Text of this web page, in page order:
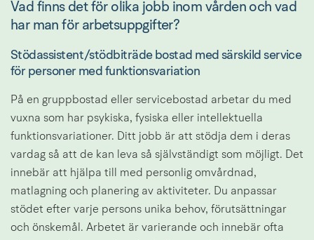
Vad finns det för olika jobb inom vården och vad
har man för arbetsuppgifter?
Stödassistent/stödbiträde bostad med särskild service
för personer med funktionsvariation
På en gruppbostad eller servicebostad arbetar du med
vuxna som har psykiska, fysiska eller intellektuella
funktionsvariationer. Ditt jobb är att stödja dem i deras
vardag så att de kan leva så självständigt som möjligt. Det
innebär att hjälpa till med personlig omvårdnad,
matlagning och planering av aktiviteter. Du anpassar
stödet efter varje persons unika behov, förutsättningar
och önskemål. Arbetet är varierande och innebär ofta